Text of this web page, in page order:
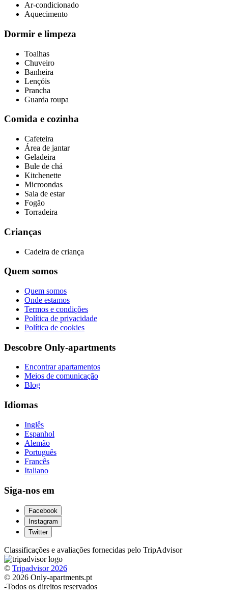
Ar-condicionado
Aquecimento
Dormir e limpeza
Toalhas
Chuveiro
Banheira
Lençóis
Prancha
Guarda roupa
Comida e cozinha
Cafeteira
Área de jantar
Geladeira
Bule de chá
Kitchenette
Microondas
Sala de estar
Fogão
Torradeira
Crianças
Cadeira de criança
Quem somos
Quem somos
Onde estamos
Termos e condições
Política de privacidade
Política de cookies
Descobre Only-apartments
Encontrar apartamentos
Meios de comunicação
Blog
Idiomas
Inglês
Espanhol
Alemão
Português
Francês
Italiano
Siga-nos em
Facebook
Instagram
Twitter
Classificações e avaliações fornecidas pelo TripAdvisor
© Tripadvisor 2026
© 2026 Only-apartments.pt
-Todos os direitos reservados